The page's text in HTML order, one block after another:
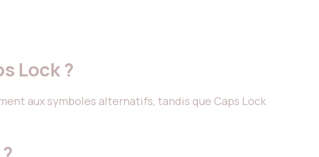
Lock ?
aux symboles alternatifs, tandis que Caps Lock